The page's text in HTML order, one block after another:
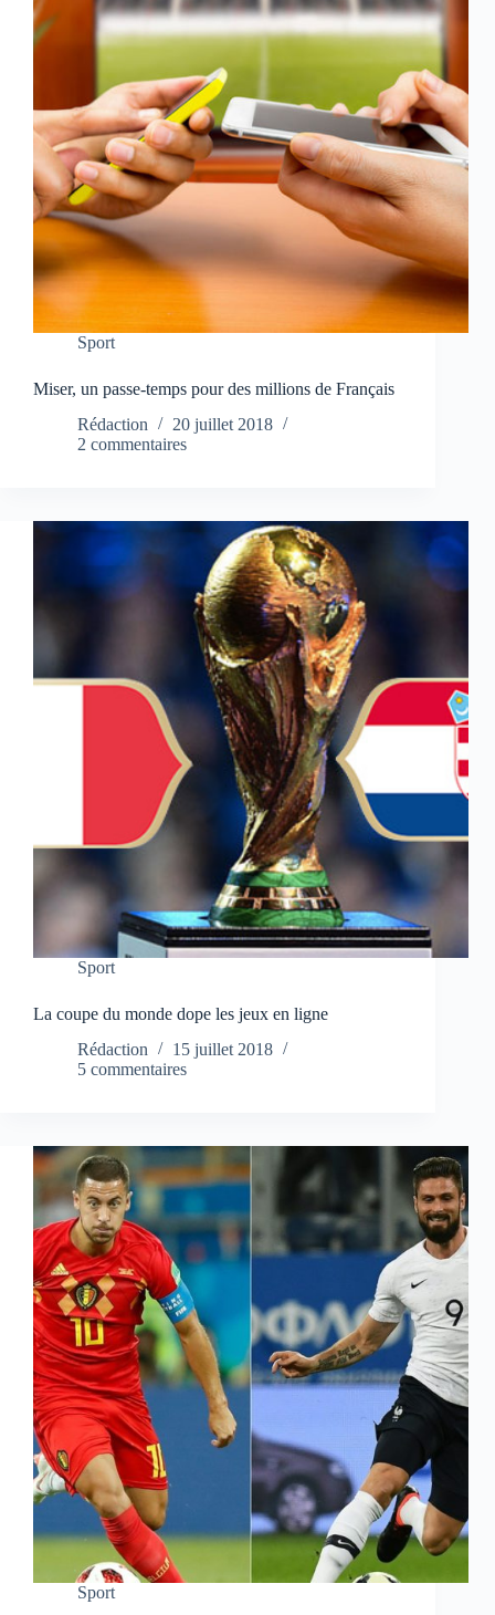
Sport
Miser, un passe-temps pour des millions de Français
Rédaction
20 juillet 2018
2 commentaires
Sport
La coupe du monde dope les jeux en ligne
Rédaction
15 juillet 2018
5 commentaires
Sport